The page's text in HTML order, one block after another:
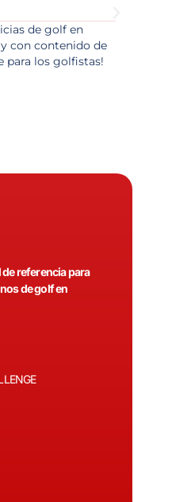
de golf en
con contenido de
para los golfistas!
referencia para
de golf en